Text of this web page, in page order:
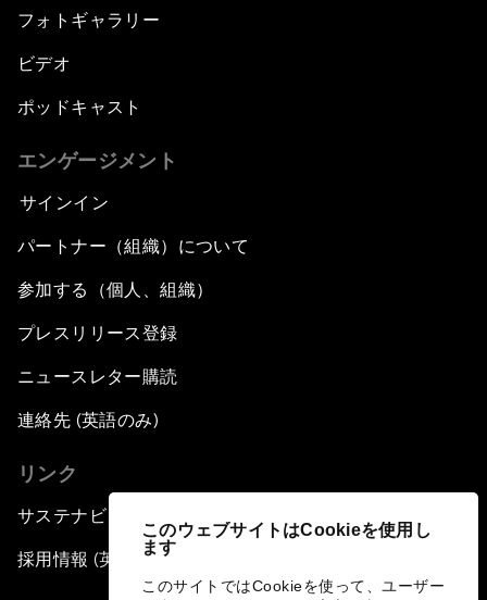
このウェブサイトはCookieを使用し
ます
このサイトではCookieを使って、ユーザー
フォトギャラリー
ビデオ
ポッドキャスト
エンゲージメント
サインイン
パートナー（組織）について
参加する（個人、組織）
プレスリリース登録
ニュースレター購読
連絡先 (英語のみ)
リンク
サステナビリティへの取り組み
採用情報 (英語のみ)